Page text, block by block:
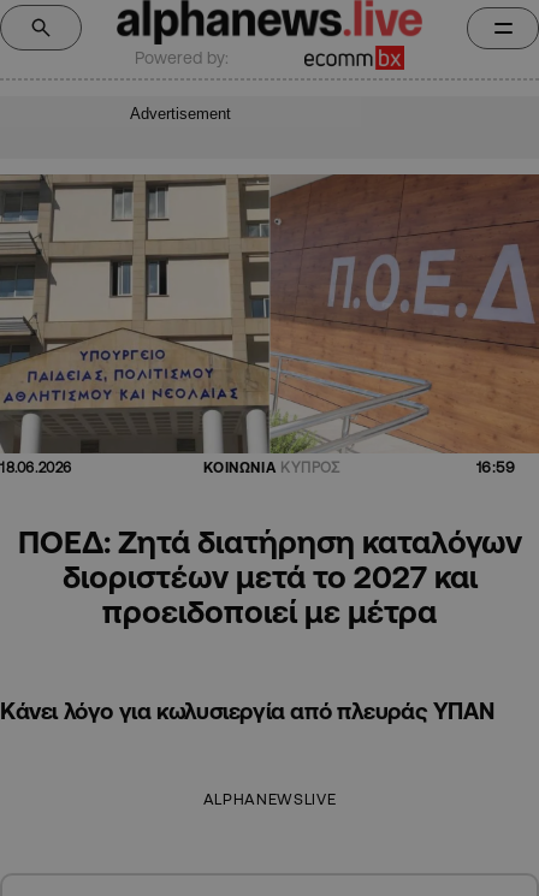
Powered by:
Advertisement
18.06.2026 ΚΟΙΝΩΝΙΑ ΚΥΠΡΟΣ 16:59
ΠΟΕΔ: Ζητά διατήρηση καταλόγων
διοριστέων μετά το 2027 και
προειδοποιεί με μέτρα
Κάνει λόγο για κωλυσιεργία από πλευράς ΥΠΑΝ
ALPHANEWSLIVE